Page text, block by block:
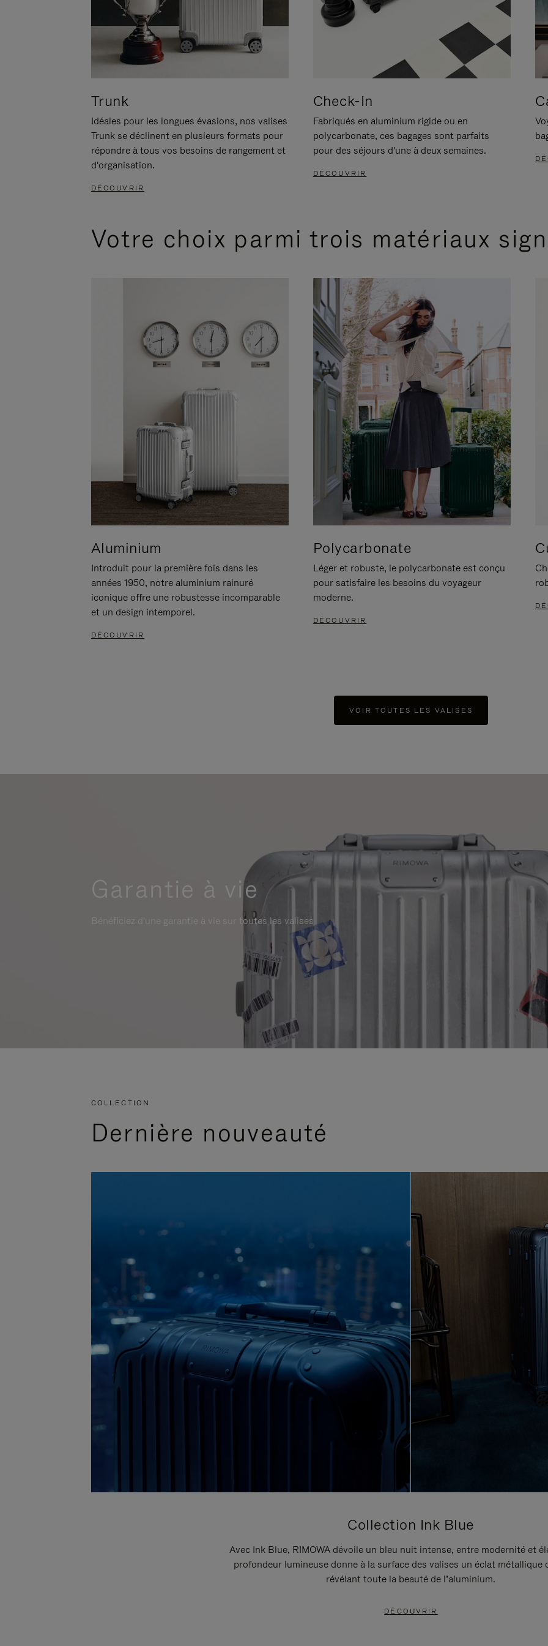
Trunk
Idéales pour les longues évasions, nos valises
Trunk se déclinent en plusieurs formats pour
répondre à tous vos besoins de rangement et
d'organisation.
DÉCOUVRIR
Check-In
Fabriqués en aluminium rigide ou en
polycarbonate, ces bagages sont parfaits
pour des séjours d'une à deux semaines.
DÉCOUVRIR
Votre choix parmi trois matériaux
Aluminium
Introduit pour la première fois dans les
années 1950, notre aluminium rainuré
iconique offre une robustesse incomparable
et un design intemporel.
DÉCOUVRIR
Polycarbonate
Léger et robuste, le polycarbonate est conçu
pour satisfaire les besoins du voyageur
moderne.
DÉCOUVRIR
VOIR TOUTES LES VALISES
Garantie à vie
Bénéficiez d'une garantie à vie sur toutes les valises
COLLECTION
Dernière nouveauté
Collection Ink Blue
Avec Ink Blue, RIMOWA dévoile un bleu nuit intense, entre modernité et
profondeur lumineuse donne à la surface des valises un éclat métallique
révélant toute la beauté de l’aluminium.
DÉCOUVRIR